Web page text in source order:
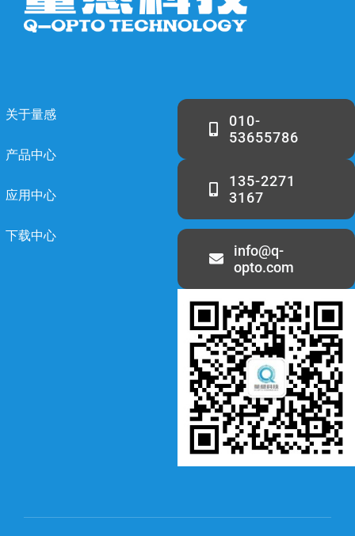
关于量感
产品中心
应用中心
下载中心
010-
53655786
135-2271
3167
info@q-
opto.com